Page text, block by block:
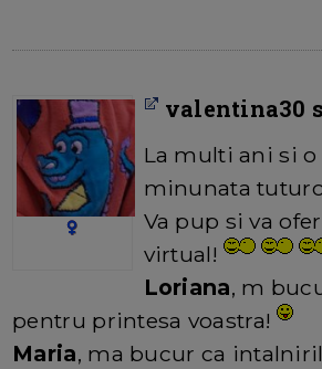
valentina30
La multi ani si
minunata
Va pup si va
virtual!
Loriana, m
pentru printesa voastra!
Maria, ma bucur ca